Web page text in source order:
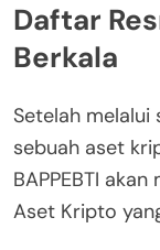
Daftar
Berkala
Setelah melalui
sebuah aset
BAPPEBTI
Aset Kripto